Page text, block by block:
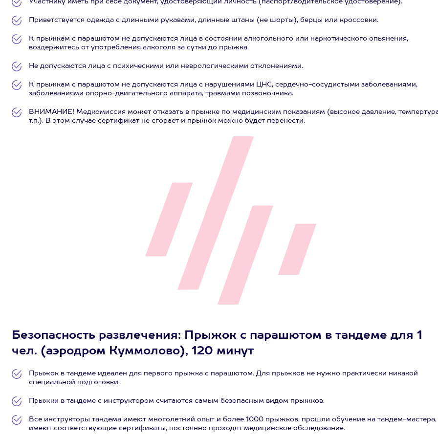
Участнику иметь при себе документ, удостоверяющий личность (паспорт/водительское удостоверение).
Приветствуется одежда с длинными рукавами, длинные штаны (не шорты), берцы или кроссовки.
К прыжкам с парашютом не допускаются лица в состоянии алкогольного или наркотического опьянения,
воздержитесь от употребления алкоголя за сутки до прыжка.
Не допускаются лица с психическими или неврологическими отклонениями.
К прыжкам с парашютом не допускаются лица с нарушениями ЦНС, сердечно-сосудистыми заболеваниями,
заболеваниями опорно-двигательного аппарата, травмами позвоночника.
ВНИМАНИЕ! Медкомиссия может отказать в прыжке по медицинским показаниям (высокое давление,
т.п.). В этом случае сертификат не сгорает и прыжок можно будет перенести.
Безопасность развлечения: Прыжок с парашютом в тандеме для 1
чел. (аэродром Куммолово), 120 минут
Прыжок в тандеме идеален для первого прыжка с парашютом. Для прыжков не нужно практически никакой
специальной подготовки.
Прыжки в тандеме с инструктором считаются самым безопасным видом прыжков.
Все инструкторы тандема имеют многолетний опыт и более 1000 прыжков, прошли обучение на тандем-мастера,
имеют соответствующие сертификаты, постоянно проходят медицинское обследование.